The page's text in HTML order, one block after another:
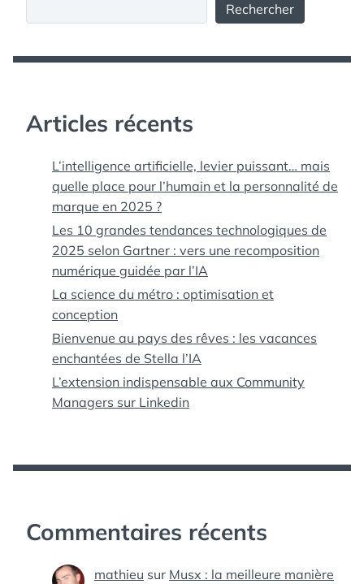
Rechercher
Articles récents
L’intelligence artificielle, levier puissant… mais
quelle place pour l’humain et la personnalité de
marque en 2025 ?
Les 10 grandes tendances technologiques de
2025 selon Gartner : vers une recomposition
numérique guidée par l’IA
La science du métro : optimisation et
conception
Bienvenue au pays des rêves : les vacances
enchantées de Stella l’IA
L’extension indispensable aux Community
Managers sur Linkedin
Commentaires récents
mathieu sur Musx : la meilleure manière